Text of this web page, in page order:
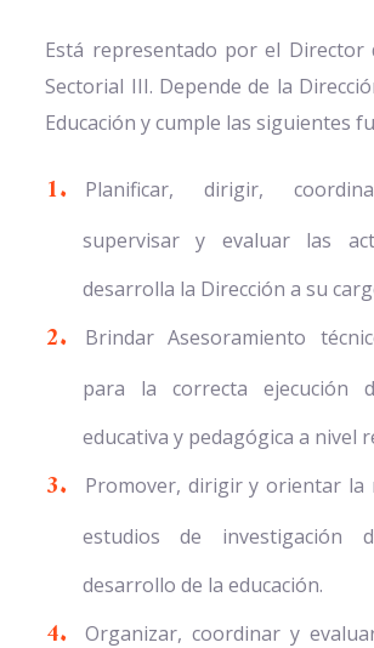
Está representado por el Director
Sectorial III. Depende de la
Educación y cumple las siguientes
Planificar, dirigir,
supervisar y evaluar las
desarrolla la Dirección a su
Brindar Asesoramiento
para la correcta ejecución
educativa y pedagógica a nivel
Promover, dirigir y orientar la
estudios de investigación
desarrollo de la educación.
Organizar, coordinar y